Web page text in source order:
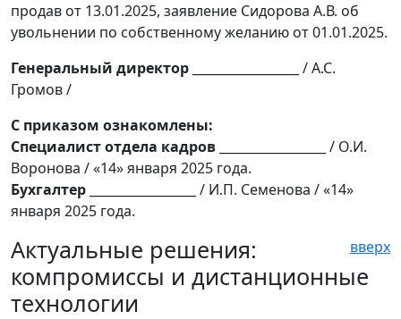
продав от 13.01.2025, заявление Сидорова А.В. об
увольнении по собственному желанию от 01.01.2025.
Генеральный директор _________________ / А.С.
Громов /
С приказом ознакомлены:
Специалист отдела кадров _________________ / О.И.
Воронова / «14» января 2025 года.
Бухгалтер _________________ / И.П. Семенова / «14»
января 2025 года.
вверх
Актуальные решения:
компромиссы и дистанционные
технологии